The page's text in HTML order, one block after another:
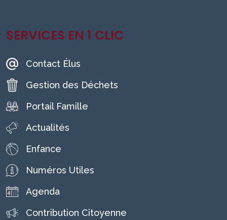
SERVICES EN 1 CLIC
Contact Élus
Gestion des Déchets
Portail Famille
Actualités
Enfance
Numéros Utiles
Agenda
Contribution Citoyenne